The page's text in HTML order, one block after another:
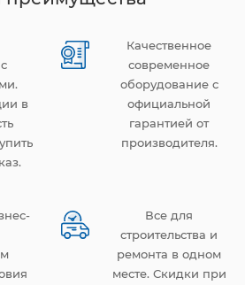
в
Качественное
современное
оборудование с
официальной
гарантией от
производителя.
Все для
строительства и
ремонта в одном
месте. Скидки при